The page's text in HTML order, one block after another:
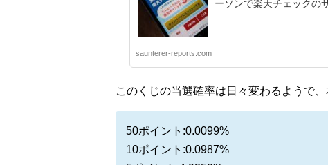
ーソンで楽天チェックの
saunterer-reports.com
このくじの当選確率は日々変わるようで
50ポイント:0.0099%
10ポイント:0.0987%